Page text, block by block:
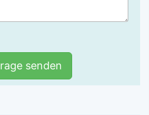
senden